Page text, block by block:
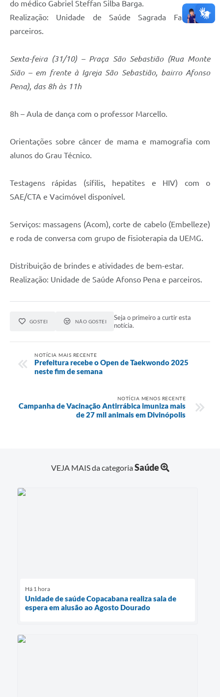
do médico Gabriel Steffan Silba Barga.
Realização: Unidade de Saúde Sagrada Família e
parceiros.
Sexta-feira (31/10) – Praça São Sebastião (Rua Monte
Sião – em frente à Igreja São Sebastião, bairro Afonso
Pena), das 8h às 11h
8h – Aula de dança com o professor Marcello.
Orientações sobre câncer de mama e mamografia com
alunos do Grau Técnico.
Testagens rápidas (sífilis, hepatites e HIV) com o
SAE/CTA e Vacimóvel disponível.
Serviços: massagens (Acom), corte de cabelo (Embelleze)
e roda de conversa com grupo de fisioterapia da UEMG.
Distribuição de brindes e atividades de bem-estar.
Realização: Unidade de Saúde Afonso Pena e parceiros.
GOSTEI NÃO GOSTEI
Seja o primeiro a curtir esta
notícia.
NOTÍCIA MAIS RECENTE
Prefeitura recebe o Open de Taekwondo 2025
neste fim de semana
NOTÍCIA MENOS RECENTE
Campanha de Vacinação Antirrábica imuniza mais
de 27 mil animais em Divinópolis
VEJA MAIS da categoriaSaúde
Há 1 hora
Unidade de saúde Copacabana realiza sala de
espera em alusão ao Agosto Dourado